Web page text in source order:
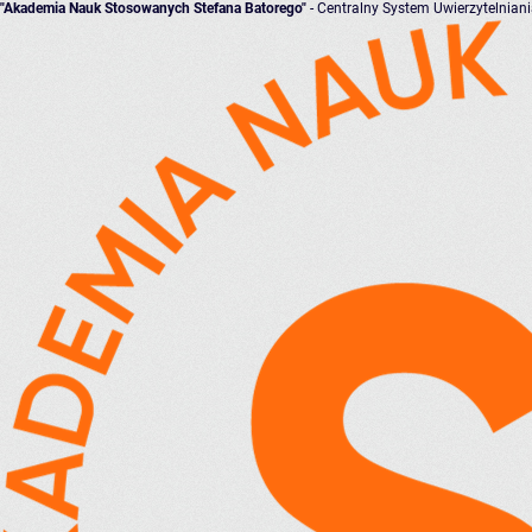
"Akademia Nauk Stosowanych Stefana Batorego" - Centralny System